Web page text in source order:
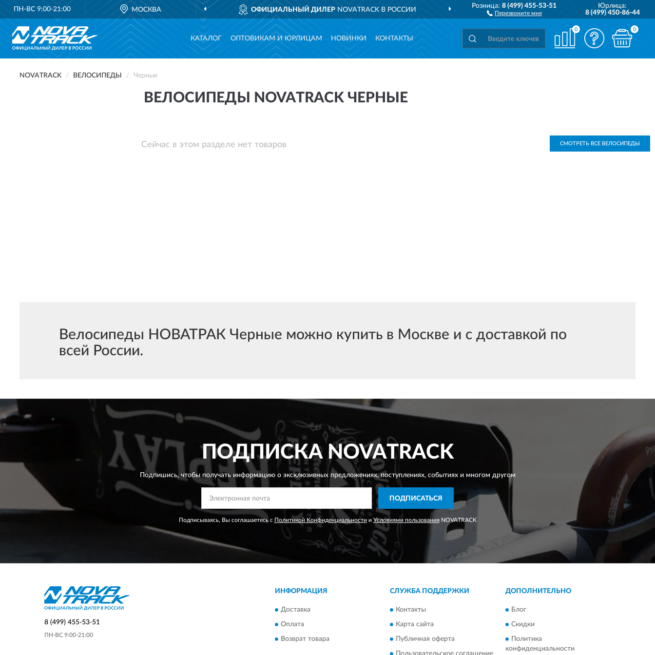
ПН-ВС 9:00-21:00 МОСКВА ОФИЦИАЛЬНЫЙ ДИЛЕР NOVATRACK В РОССИИ ДОСТАВИМ ПО ВСЕЙ РОССИИ
Розница:8 (499) 455-53-51
Перезвоните мне
Юрлица:
8 (499) 450-86-44
КАТАЛОГ ОПТОВИКАМ И ЮРЛИЦАМ НОВИНКИ КОНТАКТЫ
0 0
NOVATRACK ВЕЛОСИПЕДЫ Черные
ВЕЛОСИПЕДЫ NOVATRACK ЧЕРНЫЕ
Сейчас в этом разделе нет товаров СМОТРЕТЬ ВСЕ ВЕЛОСИПЕДЫ
Велосипеды НОВАТРАК Черные можно купить в Москве и с доставкой по
всей России.
ПОДПИСКАNOVATRACK
Подпишись, чтобы получать информацию о эксклюзивных предложениях,поступлениях, событиях и многом другом
ПОДПИСАТЬСЯ
Подписываясь, Вы соглашаетесь с Политикой Конфиденциальности и Условиями пользованияNOVATRACK
8 (499) 455-53-51
ПН-ВС 9:00-21:00
ИНФОРМАЦИЯ
Доставка
Оплата
Возврат товара
СЛУЖБА ПОДДЕРЖКИ
Контакты
Карта сайта
Публичная оферта
ДОПОЛНИТЕЛЬНО
Блог
Скидки
Политика
конфиденциальности